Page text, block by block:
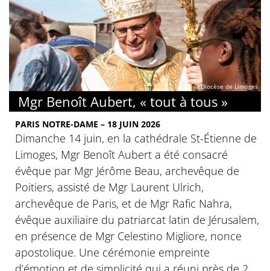
© Diocèse de Limoges
Mgr Benoît Aubert, « tout à tous »
PARIS NOTRE-DAME – 18 JUIN 2026
Dimanche 14 juin, en la cathédrale St-Étienne de
Limoges, Mgr Benoît Aubert a été consacré
évêque par Mgr Jérôme Beau, archevêque de
Poitiers, assisté de Mgr Laurent Ulrich,
archevêque de Paris, et de Mgr Rafic Nahra,
évêque auxiliaire du patriarcat latin de Jérusalem,
en présence de Mgr Celestino Migliore, nonce
apostolique. Une cérémonie empreinte